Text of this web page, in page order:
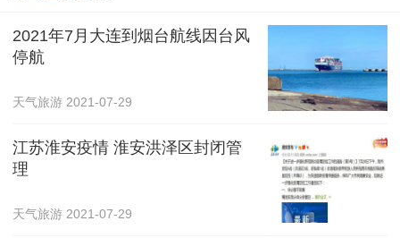
2021年7月大连到烟台航线因台风
停航
天气旅游 2021-07-29
江苏淮安疫情 淮安洪泽区封闭管
理
天气旅游 2021-07-29